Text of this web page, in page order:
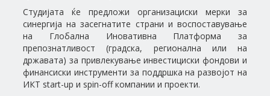
Студијата ќе предложи организациски мерки за
синергија на засегнатите страни и воспоставување
на Глобална Иновативна Платформа за
препознатливост (градска, регионална или на
државата) за привлекување инвестициски фондови и
финансиски инструменти за поддршка на развојот на
ИКТ start-up и spin-off компании и проекти.